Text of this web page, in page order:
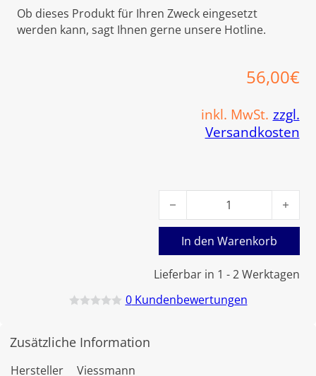
Ob dieses Produkt für Ihren Zweck eingesetzt
werden kann, sagt Ihnen gerne unsere Hotline.
56,00€
inkl. MwSt. zzgl.
Versandkosten
Lieferbar in 1 - 2 Werktagen
Viessmann Druckschalter
In den Warenkorb
e
0Kundenbewertungen
Zusätzliche Information
Hersteller Viessmann